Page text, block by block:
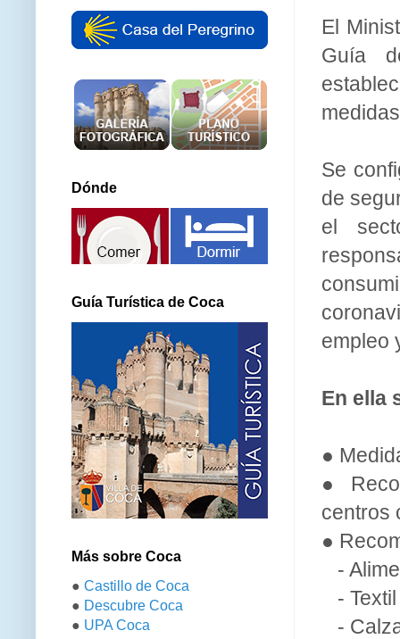
El
Guía
Se
de
el
empleo
En ella
●
●
centros
●
-
- Textil
-
Dónde
Guía Turística de Coca
Más sobre Coca
● Castillo de Coca
● Descubre Coca
● UPA Coca